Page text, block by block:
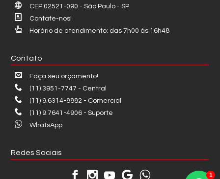
CEP 02521-090 - São Paulo - SP
Contate-nos!
Horário de atendimento: das 7h00 às 16h48
Contato
Faça seu orçamento!
(11) 3951-7747 - Central
(11) 9.6314-8882 - Comercial
(11) 9.7641-4906 - Suporte
WhatsApp
Redes Sociais
1